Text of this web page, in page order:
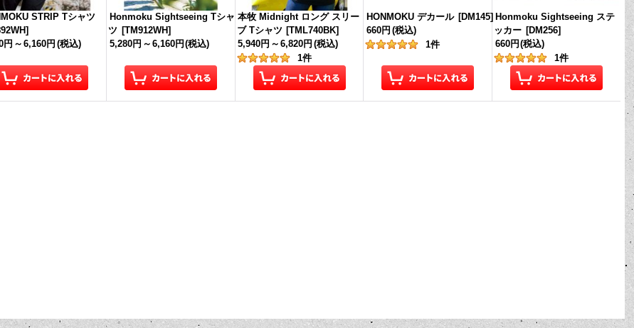
STRIP Tシャツ
]
円 ～ 6,160円 (税込)
Honmoku Sightseeing Tシャ
ツ [TM912WH]
5,280円 ～ 6,160円 (税込)
本牧 Midnight ロング スリー
ブ Tシャツ [TML740BK]
5,940円 ～ 6,820円 (税込)
1件
HONMOKU デカール [DM145]
660円 (税込)
1件
Honmoku Sightseeing ステ
ッカー [DM256]
660円 (税込)
1件